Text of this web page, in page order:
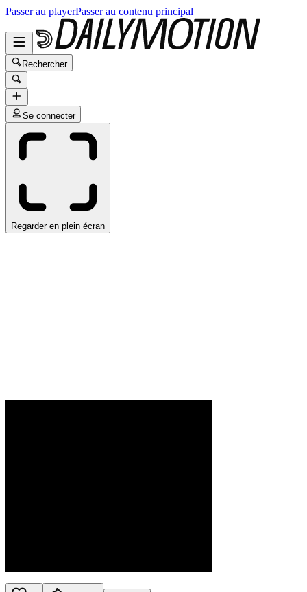
Passer au playerPasser au contenu principal
Rechercher
Se connecter
Regarder en plein écran